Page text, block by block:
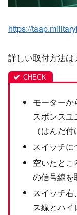
https://
詳しい取付方法
モーターか
スポンスユ
（はんだ付
スイッチ
空いたと
の信号線を
スイッチ右
ス線とハイ